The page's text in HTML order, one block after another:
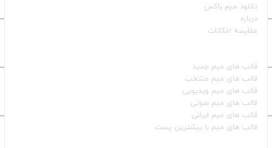
دانلود میم باکس
درباره
مقایسه امکانات
قالب‌ های میم جدید
قالب‌ های میم منتخب
قالب‌ های میم ویدیویی
قالب‌ های میم صوتی
قالب‌ های میم ایرانی
قالب‌ های میم با بیشترین پست